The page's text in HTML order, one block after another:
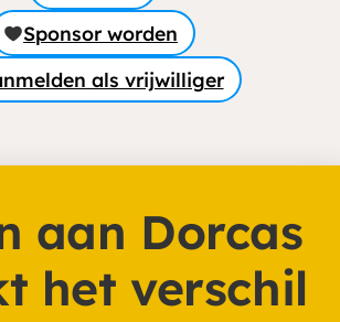
Sponsor worden
als vrijwilliger
aan Dorcas
het verschil